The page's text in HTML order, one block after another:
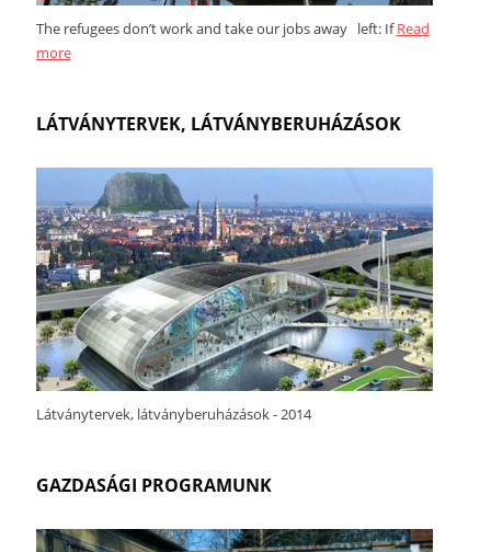
The refugees don’t work and take our jobs away left: IfRead
more
LÁTVÁNYTERVEK, LÁTVÁNYBERUHÁZÁSOK
Látványtervek, látványberuházások - 2014
GAZDASÁGI PROGRAMUNK